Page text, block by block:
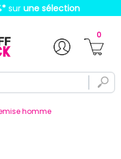
* sur une sélection
0
homme